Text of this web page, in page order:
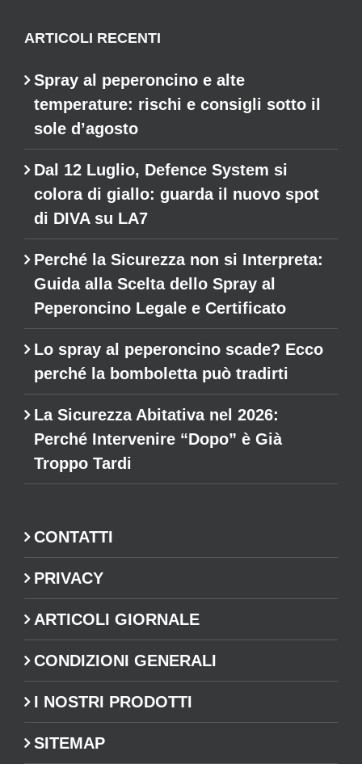
ARTICOLI RECENTI
Spray al peperoncino e alte
temperature: rischi e consigli sotto il
sole d’agosto
Dal 12 Luglio, Defence System si
colora di giallo: guarda il nuovo spot
di DIVA su LA7
Perché la Sicurezza non si Interpreta:
Guida alla Scelta dello Spray al
Peperoncino Legale e Certificato
Lo spray al peperoncino scade? Ecco
perché la bomboletta può tradirti
La Sicurezza Abitativa nel 2026:
Perché Intervenire “Dopo” è Già
Troppo Tardi
CONTATTI
PRIVACY
ARTICOLI GIORNALE
CONDIZIONI GENERALI
I NOSTRI PRODOTTI
SITEMAP